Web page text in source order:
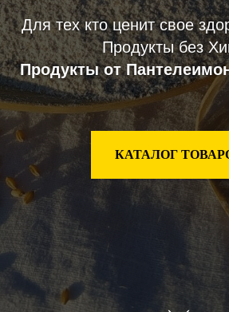
Для тех кто ценит свое
Продукты без
Продукты от
КАТАЛОГ